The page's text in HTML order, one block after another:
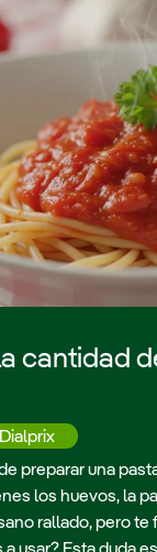
cantidad
preparar una
los huevos, la
rallado, pero te